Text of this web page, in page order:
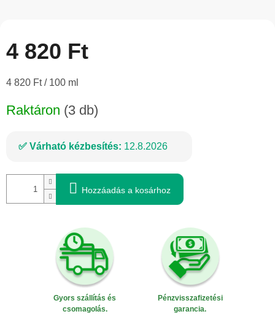
4 820 Ft
Egységár:
4 820 Ft / 100 ml
Raktáron (3 db)
Várható kézbesítés: 12.8.2026
Hozzáadás a kosárhoz
Gyors szállítás és
csomagolás.
Pénzvisszafizetési
garancia.